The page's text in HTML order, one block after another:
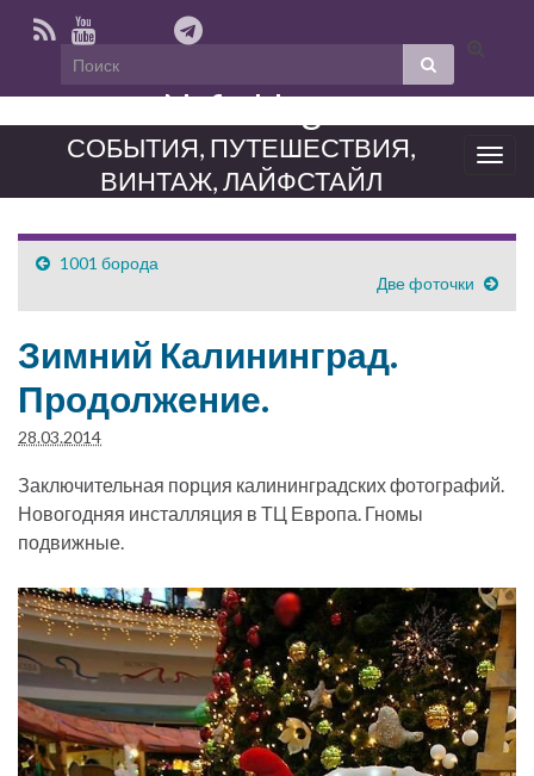
формы
поиска
Вкл/
Neferblog
СОБЫТИЯ, ПУТЕШЕСТВИЯ,
ВИНТАЖ, ЛАЙФСТАЙЛ
1001 борода
Две фоточки
Зимний Калининград.
Продолжение.
28.03.2014
Заключительная порция калининградских фотографий.
Новогодняя инсталляция в ТЦ Европа. Гномы
подвижные.